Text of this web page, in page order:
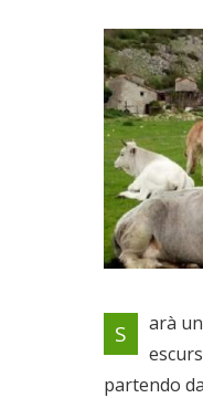
Pratoni,
antica
rosso,
alla brace
S
arà
partendo